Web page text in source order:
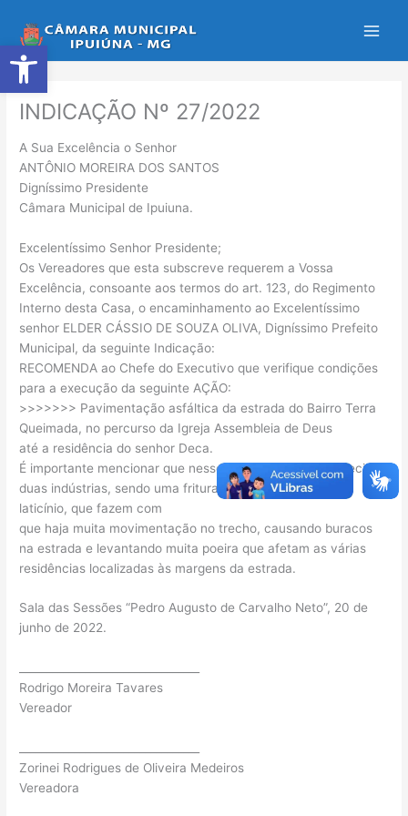
Abrir a barra de ferramentas
para
o
conteúdo
INDICAÇÃO Nº 27/2022
A Sua Excelência o Senhor
ANTÔNIO MOREIRA DOS SANTOS
Digníssimo Presidente
Câmara Municipal de Ipuiuna.
Excelentíssimo Senhor Presidente;
Os Vereadores que esta subscreve requerem a Vossa
Excelência, consoante aos termos do art. 123, do Regimento
Interno desta Casa, o encaminhamento ao Excelentíssimo
senhor ELDER CÁSSIO DE SOUZA OLIVA, Digníssimo Prefeito
Municipal, da seguinte Indicação:
RECOMENDA ao Chefe do Executivo que verifique condições
para a execução da seguinte AÇÃO:
>>>>>>> Pavimentação asfáltica da estrada do Bairro Terra
Queimada, no percurso da Igreja Assembleia de Deus
até a residência do senhor Deca.
É importante mencionar que nesse trajeto estão estabelecidas
duas indústrias, sendo uma fritura de batata palha e um
laticínio, que fazem com
que haja muita movimentação no trecho, causando buracos
na estrada e levantando muita poeira que afetam as várias
residências localizadas às margens da estrada.
Sala das Sessões “Pedro Augusto de Carvalho Neto”, 20 de
junho de 2022.
Rodrigo Moreira Tavares
Vereador
Zorinei Rodrigues de Oliveira Medeiros
Vereadora